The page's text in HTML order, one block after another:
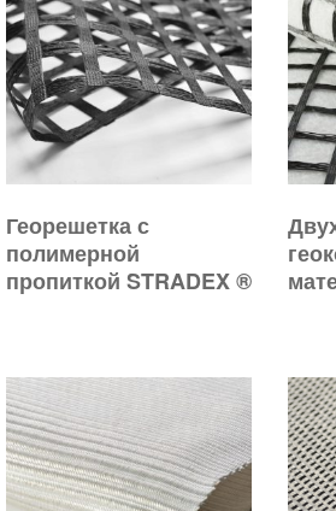
Георешетка с
полимерной
пропиткой STRADEX ®